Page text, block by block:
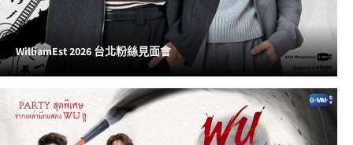
WilliamEst 2026 台北粉絲見面會